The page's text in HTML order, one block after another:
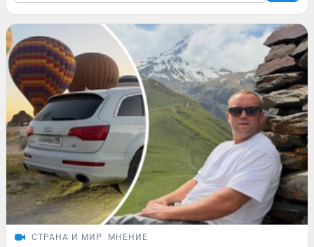
СТРАНА И МИР МНЕНИЕ